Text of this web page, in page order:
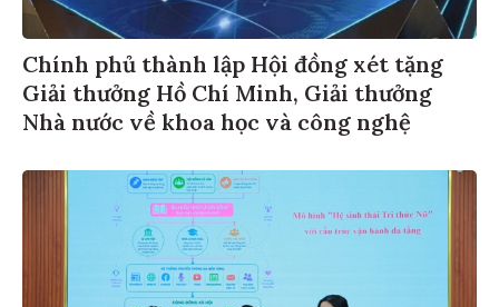
Chính phủ thành lập Hội đồng xét tặng
Giải thưởng Hồ Chí Minh, Giải thưởng
Nhà nước về khoa học và công nghệ